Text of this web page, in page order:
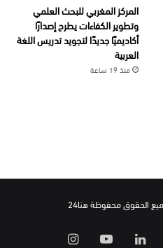
المركز المغربي للبحث العلمي
وتطوير الكفاءات يطرح إصدارًا
أكاديميًا جديدًا لتجويد تدريس اللغة
العربية
منذ 19 ساعة
لينكدإن ‫YouTube